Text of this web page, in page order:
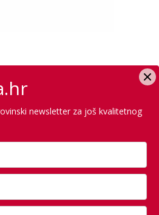
branitelja: Dijele se u
a prima ih oko
umirovljenika
za kategoriju štednje
newsletter za još kvalitetnog